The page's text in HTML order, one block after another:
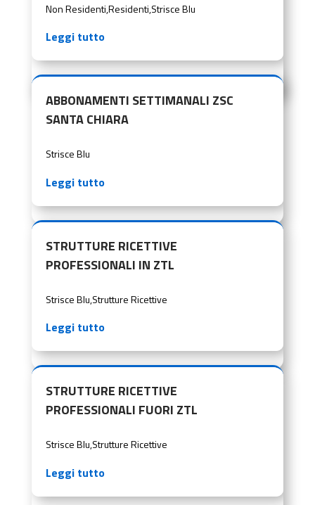
Non Residenti,Residenti,Strisce Blu
Leggi tutto
ABBONAMENTI SETTIMANALI ZSC
SANTA CHIARA
Strisce Blu
Leggi tutto
STRUTTURE RICETTIVE
PROFESSIONALI IN ZTL
Strisce Blu,Strutture Ricettive
Leggi tutto
STRUTTURE RICETTIVE
PROFESSIONALI FUORI ZTL
Strisce Blu,Strutture Ricettive
Leggi tutto